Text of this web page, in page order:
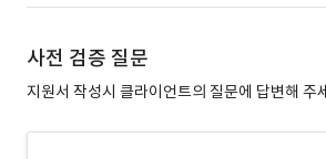
사전 검증 질문
지원서 작성시 클라이언트의 질문에 답변해 주